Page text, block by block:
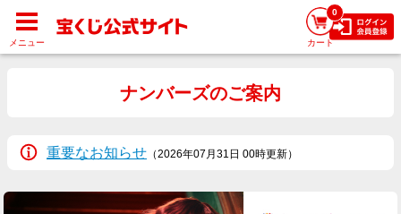
ナンバーズのご案内
重要なお知らせ （2026年07月31日 00時更新）
メニュー
0
カート